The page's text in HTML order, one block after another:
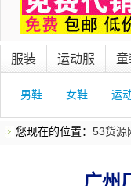
服装 运动服 童
男鞋 女鞋 运
您现在的位置： 53货源
广州